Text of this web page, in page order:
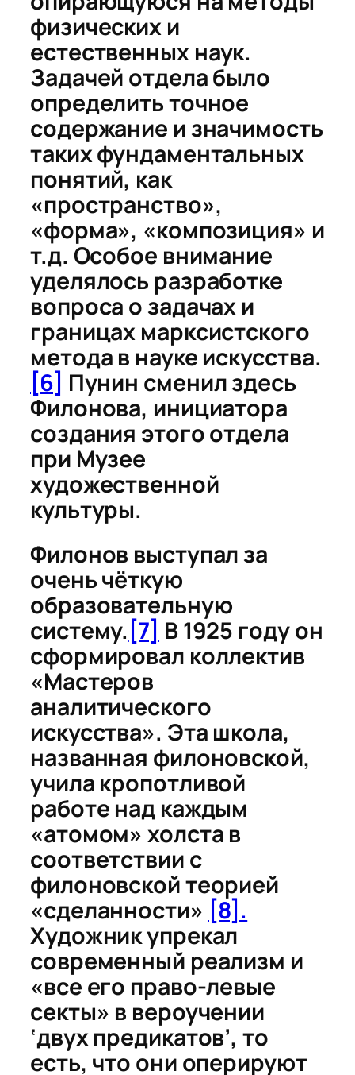
физических и
естественных наук.
Задачей отдела было
определить точное
содержание и значимость
таких фундаментальных
понятий, как
«пространство»,
«форма», «композиция» и
т.д. Особое внимание
уделялось разработке
вопроса о задачах и
границах марксистского
метода в науке искусства.
[6] Пунин сменил здесь
Филонова, инициатора
создания этого отдела
при Музее
художественной
культуры.
Филонов выступал за
очень чёткую
образовательную
систему. [7] В 1925 году он
сформировал коллектив
«Мастеров
аналитического
искусства». Эта школа,
названная филоновской,
учила кропотливой
работе над каждым
«атомом» холста в
соответствии с
филоновской теорией
«сделанности» [8].
Художник упрекал
современный реализм и
«все его право-левые
секты» в вероучении
‘двух предикатов’, то
есть, что они оперируют